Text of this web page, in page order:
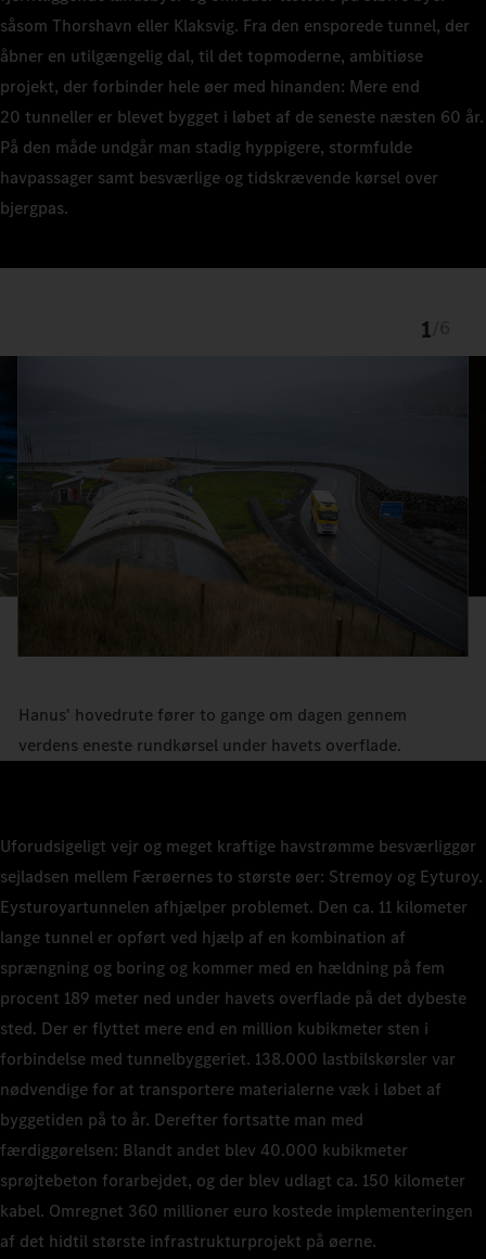
såsom Thorshavn eller Klaksvig. Fra den ensporede tunnel, der
åbner en utilgængelig dal, til det topmoderne, ambitiøse
projekt, der forbinder hele øer med hinanden: Mere end
20 tunneller er blevet bygget i løbet af de seneste næsten 60 år.
På den måde undgår man stadig hyppigere, stormfulde
havpassager samt besværlige og tidskrævende kørsel over
bjergpas.
1
Hanus' hovedrute fører to gange om dagen gennem
verdens eneste rundkørsel under havets overflade.
Uforudsigeligt vejr og meget kraftige havstrømme besværliggør
sejladsen mellem Færøernes to største øer: Stremoy og Eyturoy.
Eysturoyartunnelen afhjælper problemet. Den ca. 11 kilometer
lange tunnel er opført ved hjælp af en kombination af
sprængning og boring og kommer med en hældning på fem
procent 189 meter ned under havets overflade på det dybeste
sted. Der er flyttet mere end en million kubikmeter sten i
forbindelse med tunnelbyggeriet. 138.000 lastbilskørsler var
nødvendige for at transportere materialerne væk i løbet af
byggetiden på to år. Derefter fortsatte man med
færdiggørelsen: Blandt andet blev 40.000 kubikmeter
sprøjtebeton forarbejdet, og der blev udlagt ca. 150 kilometer
kabel. Omregnet 360 millioner euro kostede implementeringen
af det hidtil største infrastrukturprojekt på øerne.